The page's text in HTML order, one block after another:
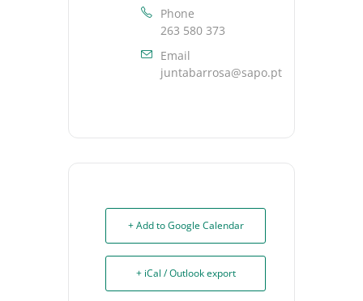
Phone
263 580 373
Email
juntabarrosa@sapo.pt
+ Add to Google Calendar
+ iCal / Outlook export